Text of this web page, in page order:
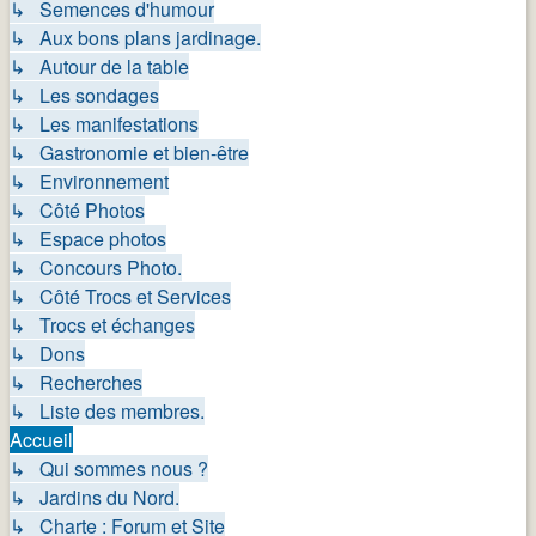
↳ Semences d'humour
↳ Aux bons plans jardinage.
↳ Autour de la table
↳ Les sondages
↳ Les manifestations
↳ Gastronomie et bien-être
↳ Environnement
↳ Côté Photos
↳ Espace photos
↳ Concours Photo.
↳ Côté Trocs et Services
↳ Trocs et échanges
↳ Dons
↳ Recherches
↳ Liste des membres.
Accueil
↳ Qui sommes nous ?
↳ Jardins du Nord.
↳ Charte : Forum et Site